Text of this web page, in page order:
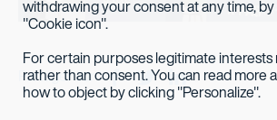
Partager sur
withdrawing your consent at any time,
"Cookie icon".
For certain purposes legitimate interests
rather than consent. You can read more
how to object by clicking "Personalize".